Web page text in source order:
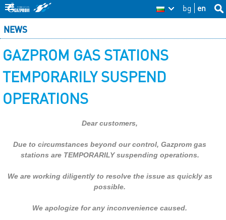
main
content
this
bg
en
BG
NEWS
GAZPROM GAS STATIONS
TEMPORARILY SUSPEND
OPERATIONS
Dear customers,
Due to circumstances beyond our control, Gazprom gas
stations are TEMPORARILY suspending operations.
We are working diligently to resolve the issue as quickly as
possible.
We apologize for any inconvenience caused.